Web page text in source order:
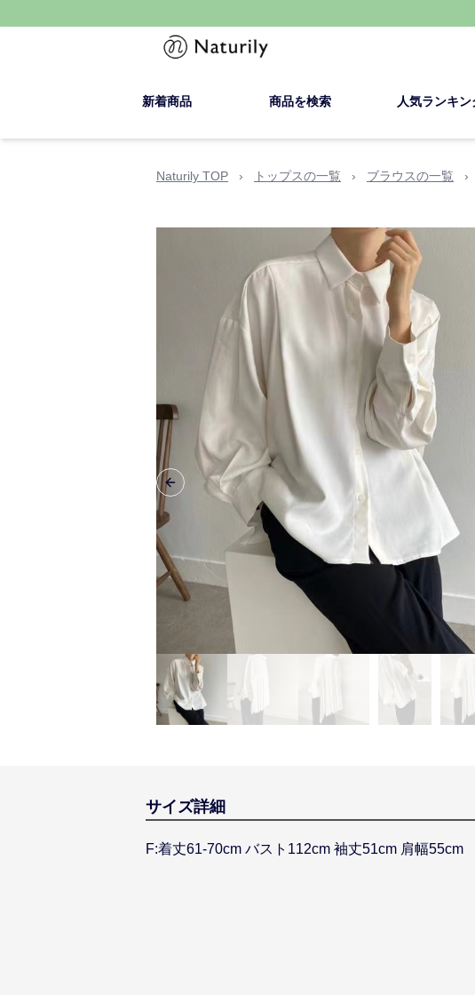
新着商品 商品を検索 人気ランキン
Naturily TOP › トップスの一覧 › ブラウスの一覧 ›
Previous slide
サイズ詳細
F:着丈61-70cm バスト112cm 袖丈51cm 肩幅55cm